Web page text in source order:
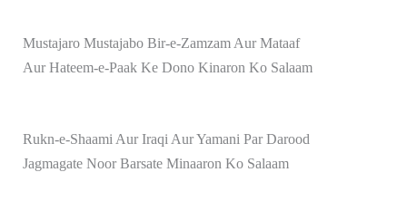
Mustajaro Mustajabo Bir-e-Zamzam Aur Mataaf
Aur Hateem-e-Paak Ke Dono Kinaron Ko Salaam
Rukn-e-Shaami Aur Iraqi Aur Yamani Par Darood
Jagmagate Noor Barsate Minaaron Ko Salaam